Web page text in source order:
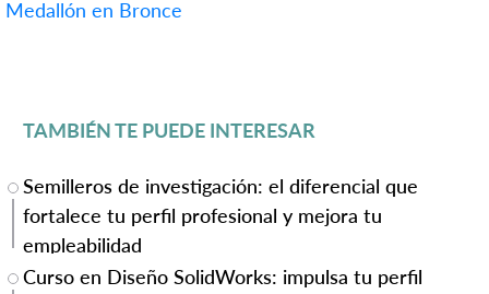
TAMBIÉN TE PUEDE INTERESAR
Semilleros de investigación: el diferencial que
fortalece tu perfil profesional y mejora tu
empleabilidad
Curso en Diseño SolidWorks: impulsa tu perfil